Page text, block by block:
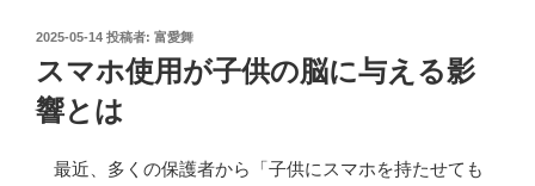
投
日:
2025-05-14 投稿者: 富愛舞
スマホ使用が子供の脳に与える影
響とは
最近、多くの保護者から「子供にスマホを持たせても